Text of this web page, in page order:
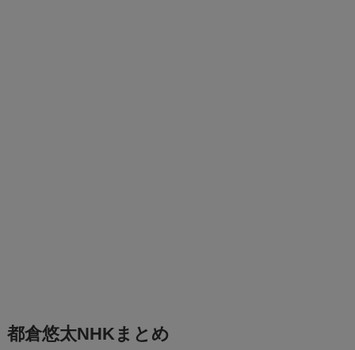
都倉悠太NHKまとめ